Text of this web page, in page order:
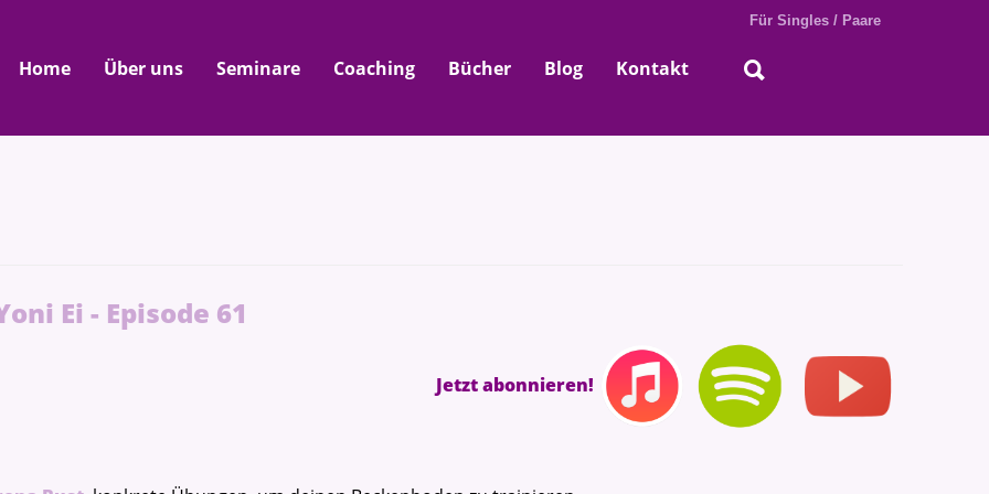
Für Singles / Paare
Home Über uns Seminare Coaching Bücher Blog Kontakt
Ei - Episode 61
Jetzt abonnieren!